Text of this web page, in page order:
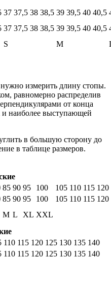
37 37,5 38 38,5 39 39,5 40 40,5
37 37,5 38 38,5 39 39,5 40 40,5
S M
измерить длину стопы.
равномерно распределив
от конца
наиболее выступающей
в большую сторону до
в таблице размеров.
85 90 95 100 105 110 115 120
85 90 95 100 105 110 115 120
M L XL XXL
110 115 120 125 130 135 140
110 115 120 125 130 135 140